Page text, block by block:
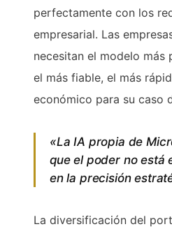
perfectamente con los
empresarial. Las
necesitan el modelo más
el más fiable, el más
económico para su caso
«La IA propia de
que el poder no está
en la precisión
La diversificación del